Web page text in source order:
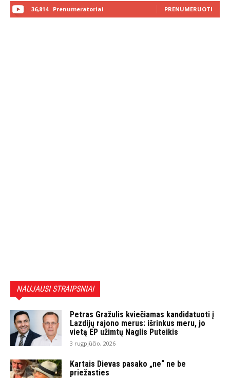
36,814 Prenumeratoriai PRENUMERUOTI
NAUJAUSI STRAIPSNIAI
Petras Gražulis kviečiamas kandidatuoti į
Lazdijų rajono merus: išrinkus meru, jo
vietą EP užimtų Naglis Puteikis
3 rugpjūčio, 2026
Kartais Dievas pasako „ne“ ne be
priežasties